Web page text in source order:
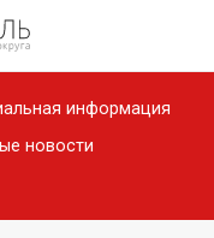
информация
новости